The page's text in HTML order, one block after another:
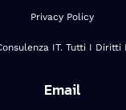
Privacy Policy
IT. Tutti I Diritti
Email